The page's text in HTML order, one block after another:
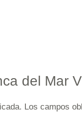
del Mar
Los campos